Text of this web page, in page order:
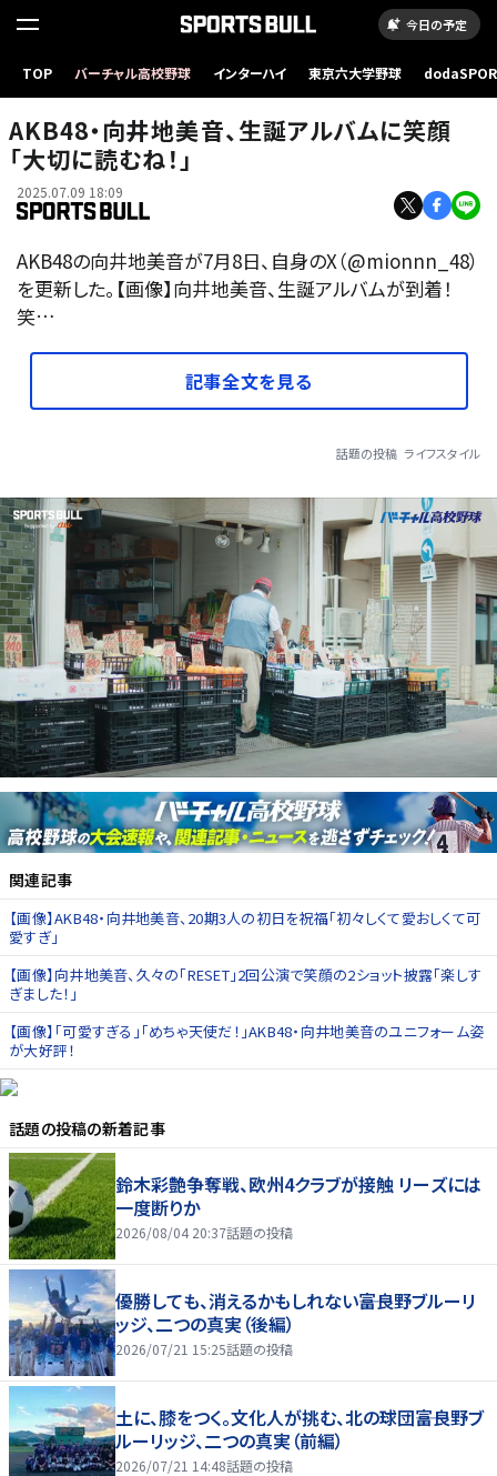
今日の予定
TOP バーチャル高校野球 インターハイ 東京六大学野球
AKB48・向井地美音、生誕アルバムに笑顔
「大切に読むね！」
2025.07.09 18:09
AKB48の向井地美音が7月8日、自身のX（@mionnn_48）
を更新した。【画像】向井地美音、生誕アルバムが到着！
笑…
記事全文を見る
話題の投稿 ライフスタイル
関連記事
【画像】AKB48・向井地美音、20期3人の初日を祝福「初々しくて愛おしくて可
愛すぎ」
【画像】向井地美音、久々の「RESET」2回公演で笑顔の2ショット披露「楽しす
ぎました！」
【画像】「可愛すぎる」「めちゃ天使だ！」AKB48・向井地美音のユニフォーム姿
が大好評！
話題の投稿の新着記事
鈴木彩艶争奪戦、欧州4クラブが接触 リーズには
一度断りか
2026/08/04 20:37話題の投稿
優勝しても、消えるかもしれない――富良野ブルーリ
ッジ、二つの真実（後編）
2026/07/21 15:25話題の投稿
土に、膝をつく。文化人が挑む、北の球団――富良野ブ
ルーリッジ、二つの真実（前編）
2026/07/21 14:48話題の投稿